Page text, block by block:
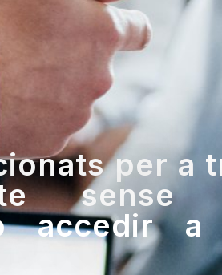
per a
te
accedir